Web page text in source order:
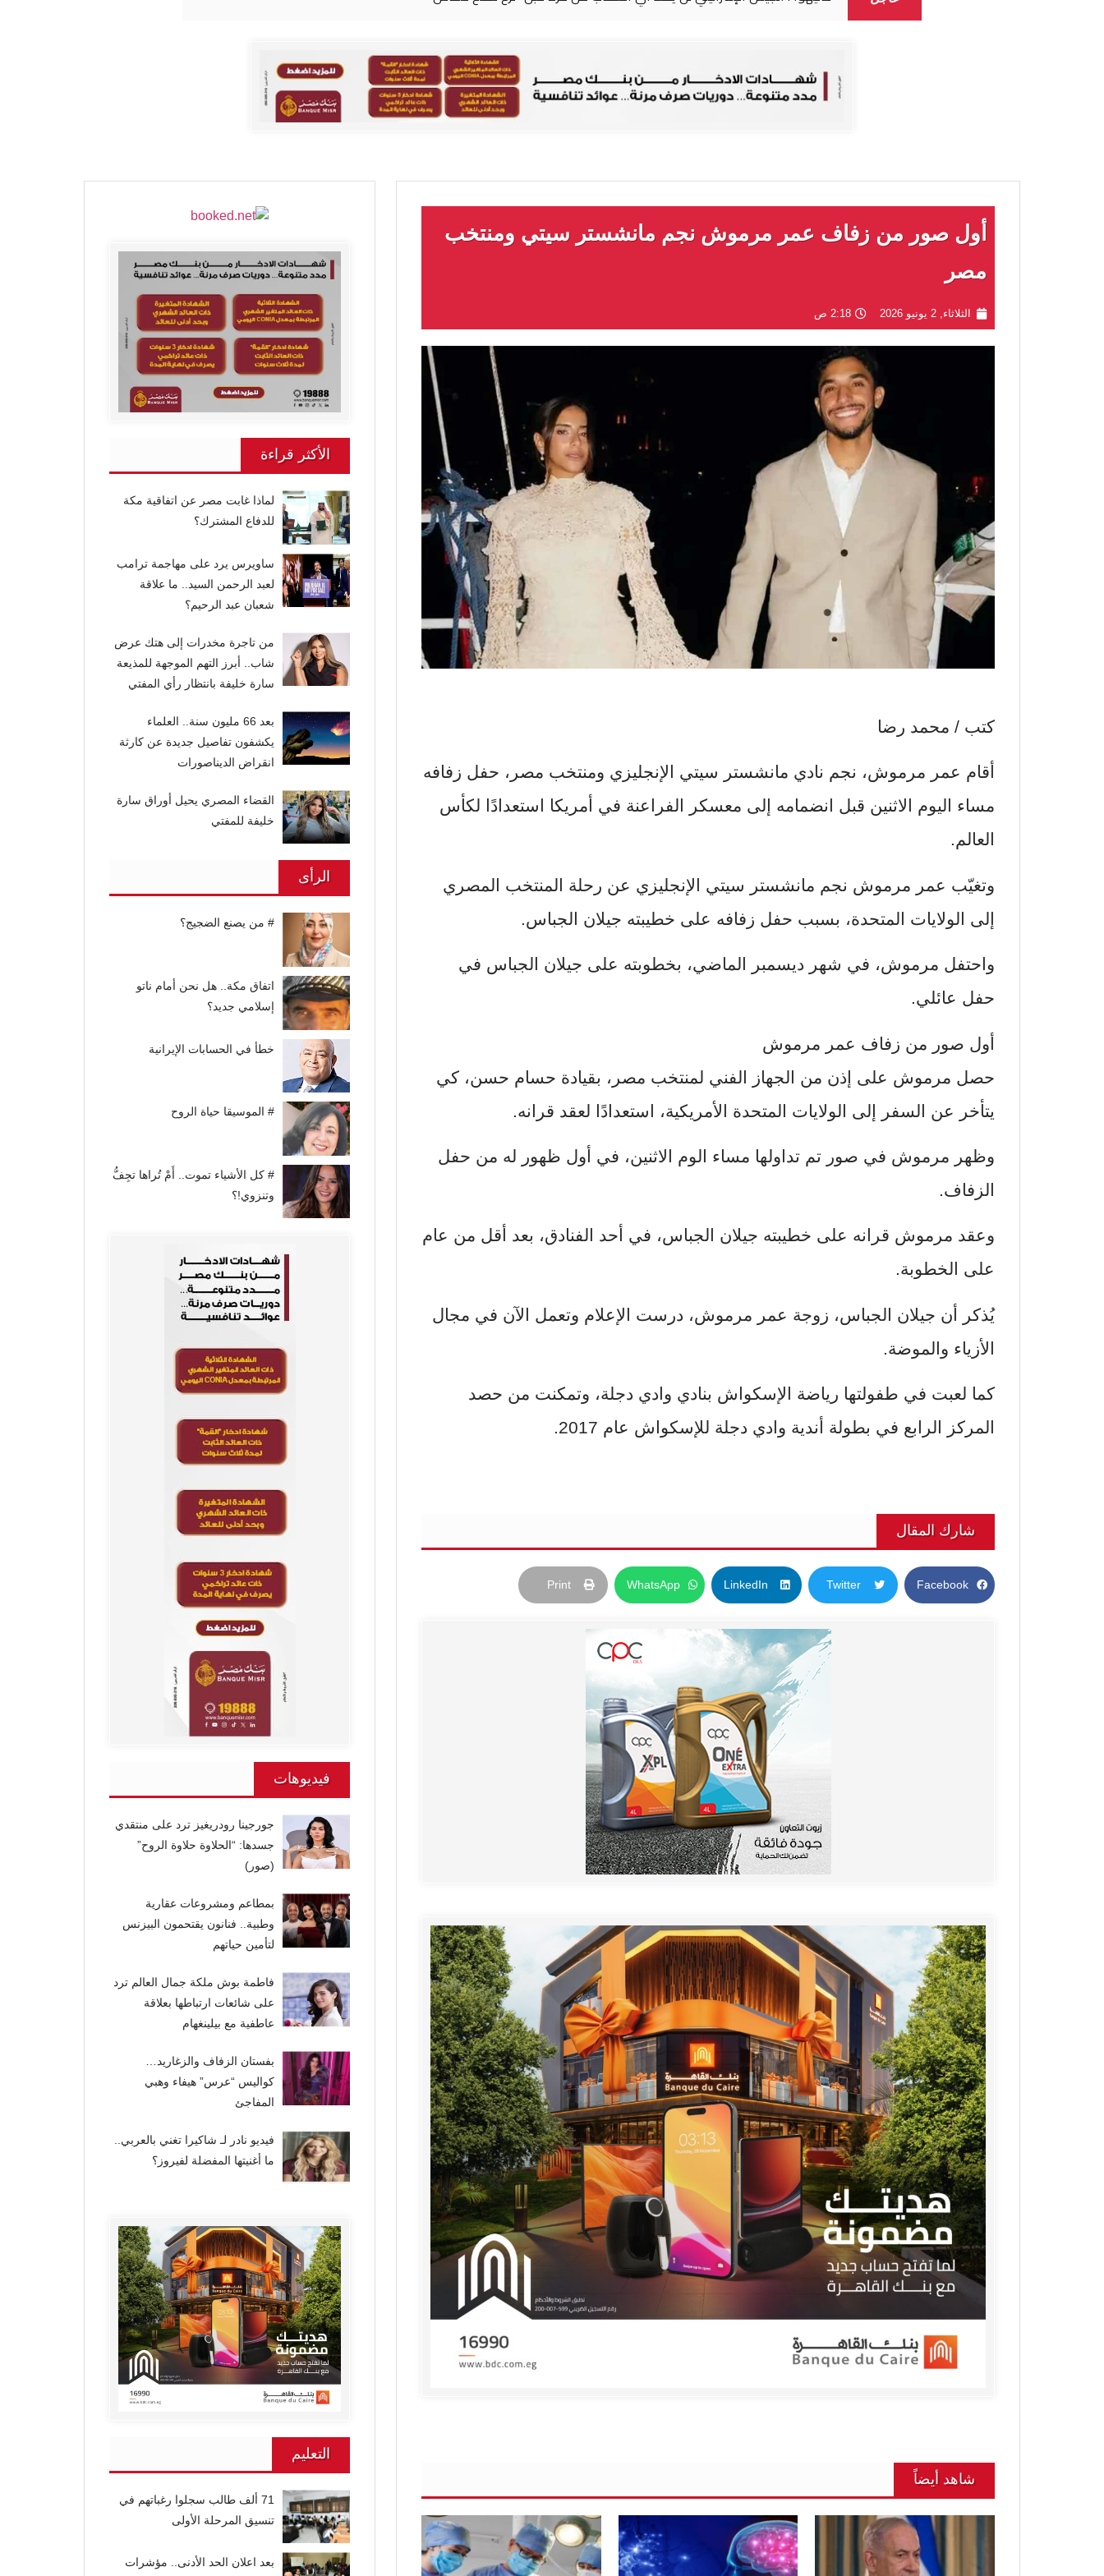
أول صور من زفاف عمر مرموش نجم مانشستر سيتي ومنتخب
مصر
الثلاثاء, 2 يونيو 2026 2:18 ص
كتب / محمد رضا
أقام عمر مرموش، نجم نادي مانشستر سيتي الإنجليزي ومنتخب مصر، حفل زفافه
مساء اليوم الاثنين قبل انضمامه إلى معسكر الفراعنة في أمريكا استعدادًا لكأس
العالم.
وتغيّب عمر مرموش نجم مانشستر سيتي الإنجليزي عن رحلة المنتخب المصري
إلى الولايات المتحدة، بسبب حفل زفافه على خطيبته جيلان الجباس.
واحتفل مرموش، في شهر ديسمبر الماضي، بخطوبته على جيلان الجباس في
حفل عائلي.
أول صور من زفاف عمر مرموش
حصل مرموش على إذن من الجهاز الفني لمنتخب مصر، بقيادة حسام حسن، كي
يتأخر عن السفر إلى الولايات المتحدة الأمريكية، استعدادًا لعقد قرانه.
وظهر مرموش في صور تم تداولها مساء الوم الاثنين، في أول ظهور له من حفل
الزفاف.
وعقد مرموش قرانه على خطيبته جيلان الجباس، في أحد الفنادق، بعد أقل من عام
على الخطوبة.
يُذكر أن جيلان الجباس، زوجة عمر مرموش، درست الإعلام وتعمل الآن في مجال
الأزياء والموضة.
كما لعبت في طفولتها رياضة الإسكواش بنادي وادي دجلة، وتمكنت من حصد
المركز الرابع في بطولة أندية وادي دجلة للإسكواش عام 2017.
شارك المقال
Facebook
Twitter
LinkedIn
WhatsApp
Print
شاهد أيضاً
الأكثر قراءة
لماذا غابت مصر عن اتفاقية مكة
للدفاع المشترك؟
ساويرس يرد على مهاجمة ترامب
لعبد الرحمن السيد.. ما علاقة
شعبان عبد الرحيم؟
من تاجرة مخدرات إلى هتك عرض
شاب.. أبرز التهم الموجهة للمذيعة
سارة خليفة بانتظار رأي المفتي
بعد 66 مليون سنة.. العلماء
يكشفون تفاصيل جديدة عن كارثة
انقراض الديناصورات
القضاء المصري يحيل أوراق سارة
خليفة للمفتي
الرأى
# من يصنع الضجيج؟
اتفاق مكة.. هل نحن أمام ناتو
إسلامي جديد؟
خطأ في الحسابات الإيرانية
# الموسيقا حياة الروح
# كل الأشياء تموت.. أَمْ تُراها تجِفُّ
وتنزوي!؟
فيديوهات
جورجينا رودريغيز ترد على منتقدي
جسدها: “الحلاوة حلاوة الروح”
(صور)
بمطاعم ومشروعات عقارية
وطبية.. فنانون يقتحمون البيزنس
لتأمين حياتهم
فاطمة بوش ملكة جمال العالم ترد
على شائعات ارتباطها بعلاقة
عاطفية مع بيلينغهام
بفستان الزفاف والزغاريد…
كواليس “عرس” هيفاء وهبي
المفاجئ
فيديو نادر لـ شاكيرا تغني بالعربي..
ما أغنيتها المفضلة لفيروز؟
التعليم
71 ألف طالب سجلوا رغباتهم في
تنسيق المرحلة الأولى
بعد اعلان الحد الأدنى.. مؤشرات